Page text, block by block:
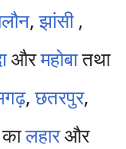
,झांसी,
औरमहोबातथा
,छतरपुर,
लहारऔर